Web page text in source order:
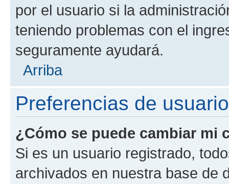
por el usuario si la
teniendo problemas con el
seguramente ayudará.
Arriba
Preferencias de
¿Cómo se puede cambiar mi
Si es un usuario registrado,
archivados en nuestra base de